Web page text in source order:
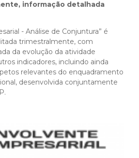
informação detalhada
- Análise de Conjuntura” é
trimestralmente, com
da evolução da atividade
indicadores, incluindo ainda
relevantes do enquadramento
desenvolvida conjuntamente